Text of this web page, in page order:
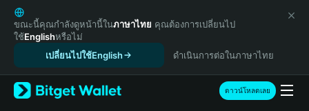
English
日本語
Tiếng Việt
Español (Latinoamérica)
Türkçe
ขณะนี้คุณกำลังดูหน้านี้ในภาษาไทย คุณต้องการเปลี่ยนไป
ใช้Englishหรือไม่
เปลี่ยนไปใช้English
ดำเนินการต่อในภาษาไทย
ดาวน์โหลดเลย